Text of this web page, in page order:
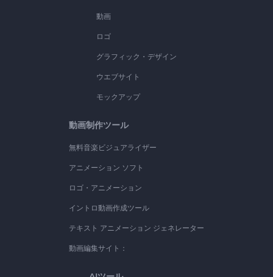
動画
ロゴ
グラフィック・デザイン
ウエブサイト
モックアップ
動画制作ツール
無料音楽ビジュアライザー
アニメーション ソフト
ロゴ・アニメーション
イントロ動画作成ツール
テキスト アニメーション ジェネレーター
動画編集サイト：